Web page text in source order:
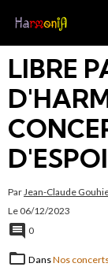
LIBRE
ParJean-Claude
Le 06/12/2023
0
DansNos